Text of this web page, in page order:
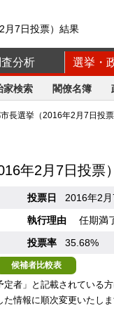
月7日投票）結果
分析 選挙・
家検索 閣僚名簿
長選挙（2016年2月7日投票
年2月7日投票）
投票日
2016年2月
執行理由
任期満
投票率 35.68%
候補者比較表
定者」と記載されてい
情報に順次変更いたしま